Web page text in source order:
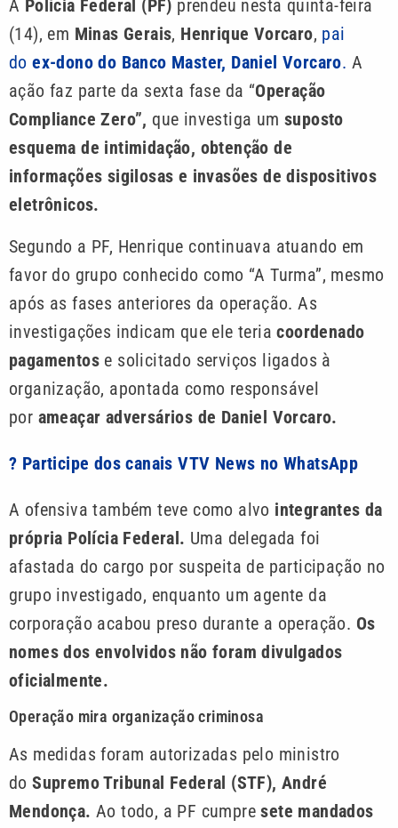
A Polícia Federal (PF) prendeu nesta quinta-feira
(14), em Minas Gerais, Henrique Vorcaro, pai
doex-dono do Banco Master, Daniel Vorcaro. A
ação faz parte da sexta fase da “Operação
Compliance Zero”, que investiga umsuposto
esquema de intimidação, obtenção de
informações sigilosas e invasões de dispositivos
eletrônicos.
Segundo a PF, Henrique continuava atuando em
favor do grupo conhecido como “A Turma”, mesmo
após as fases anteriores da operação. As
investigações indicam que ele teriacoordenado
pagamentos e solicitado serviços ligados à
organização, apontada como responsável
por ameaçar adversários de Daniel Vorcaro.
? Participe dos canais VTV News no WhatsApp
A ofensiva também teve como alvo integrantes da
própria Polícia Federal. Uma delegada foi
afastada do cargo por suspeita de participação no
grupo investigado, enquanto um agente da
corporação acabou preso durante a operação. Os
nomes dos envolvidos não foram divulgados
oficialmente.
Operação mira organização criminosa
As medidas foram autorizadas pelo ministro
doSupremo Tribunal Federal (STF), André
Mendonça.Ao todo, a PF cumpresete mandados